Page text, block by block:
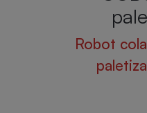
con pre-